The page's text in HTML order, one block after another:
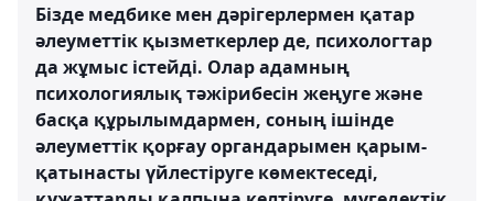
Бізде медбике мен дәрігерлермен қатар
әлеуметтік қызметкерлер де, психологтар
да жұмыс істейді. Олар адамның
психологиялық тәжірибесін жеңуге және
басқа құрылымдармен, соның ішінде
әлеуметтік қорғау органдарымен қарым-
қатынасты үйлестіруге көмектеседі,